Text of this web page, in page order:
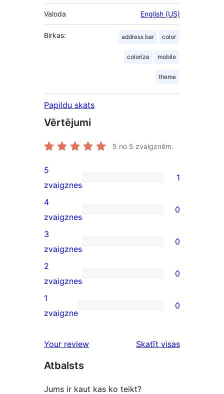
Valoda English (US)
Birkas: address bar color
colorize mobile
theme
Papildu skats
Vērtējumi
5 no 5 zvaigznēm.
1
5-
star
review
5
zvaigznes
1
0
4-
star
reviews
4
zvaigznes
0
0
3-
star
reviews
3
zvaigznes
0
0
2-
star
2
zvaigznes
0
0
star
1
zvaigzne
0
Your review Skatīt visasatsauksmes
Atbalsts
Jums ir kaut kas ko teikt?